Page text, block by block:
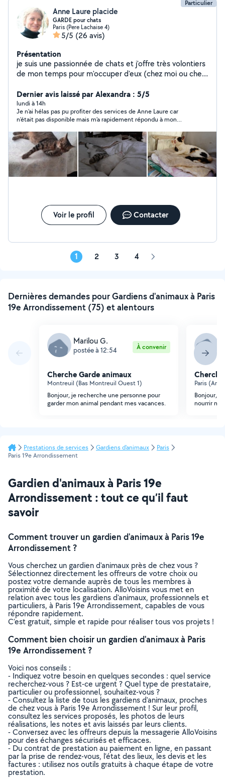
Particulier
Anne Laure placide
GARDE pour chats
Paris (Pere Lachaise 4)
5/5 (26 avis)
Présentation
je suis une passionnée de chats et j'offre très volontiers
de mon temps pour m'occuper d'eux (chez moi ou chez
Dernier avis laissé par Alexandra : 5/5
lundi à 14h
Je n’ai hélas pas pu profiter des services de Anne Laure car
n’était pas disponible mais m’a rapidement répondu à mon
partie de la mission elle m’a donné un jour et heure auquel elle
répondrait auquel elle s’est tenu et a cherché à m’aider pour
trouver une autre solution. Elle est d’un contact hyper humain
et courtois. Je n’hésiterai pas à refaire appel à elle
Voir le profil Contacter
1 2 3 4 Page
Dernières demandes pour Gardiens d'animaux à Paris
19e Arrondissement (75) et alentours
Marilou G.
postée à 12:54 À convenir
Cherche Garde animaux
Montreuil (Bas Montreuil Ouest 1)
Bonjour, je recherche une personne pour
garder mon animal pendant mes vacances.
Paris
Bonjour,
nourrir
Prestations de services Gardiens d'animaux
Paris
Paris 19e Arrondissement
Gardien d'animaux à Paris 19e
Arrondissement : tout ce qu’il faut
savoir
Comment trouver un gardien d'animaux à Paris 19e
Arrondissement ?
Vous cherchez un gardien d'animaux près de chez vous ?
Sélectionnez directement les offreurs de votre choix ou
postez votre demande auprès de tous les membres à
proximité de votre localisation. AlloVoisins vous met en
relation avec tous les gardiens d'animaux, professionnels et
particuliers, à Paris 19e Arrondissement, capables de vous
répondre rapidement.
C’est gratuit, simple et rapide pour réaliser tous vos projets !
Comment bien choisir un gardien d'animaux à Paris
19e Arrondissement ?
Voici nos conseils :
- Indiquez votre besoin en quelques secondes : quel service
recherchez-vous ? Est-ce urgent ? Quel type de prestataire,
particulier ou professionnel, souhaitez-vous ?
- Consultez la liste de tous les gardiens d'animaux, proches
de chez vous à Paris 19e Arrondissement ! Sur leur profil,
consultez les services proposés, les photos de leurs
réalisations, les notes et avis laissés par leurs clients.
- Conversez avec les offreurs depuis la messagerie AlloVoisins
pour des échanges sécurisés et efficaces.
- Du contrat de prestation au paiement en ligne, en passant
par la prise de rendez-vous, l’état des lieux, les devis et les
factures : utilisez nos outils gratuits à chaque étape de votre
prestation.